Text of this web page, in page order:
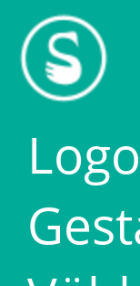
Inhalt
springen
Logo